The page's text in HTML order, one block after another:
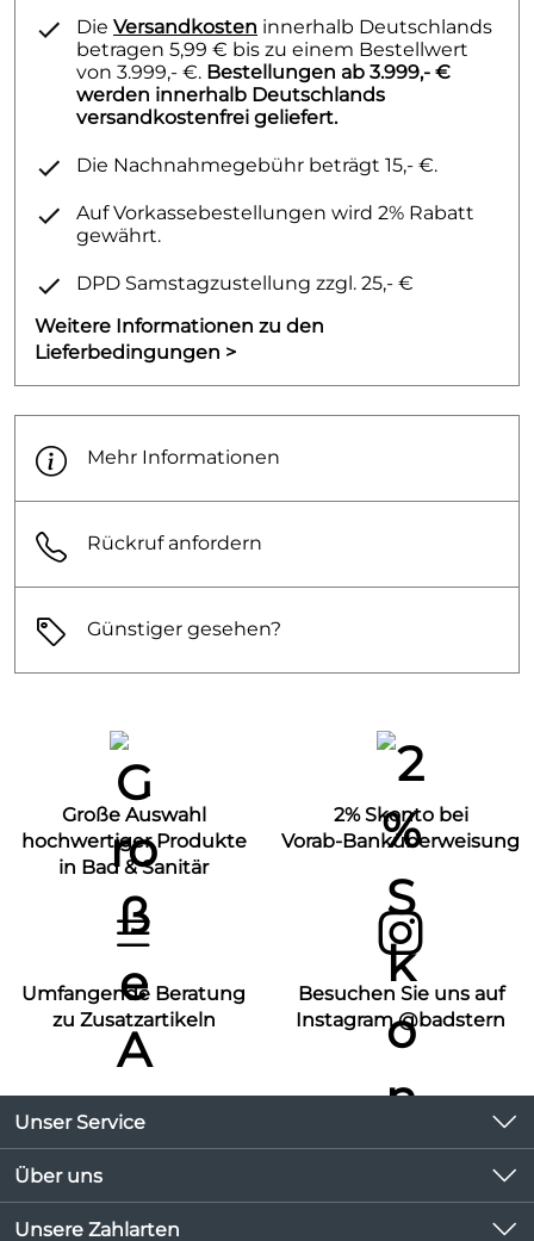
Drückerstangen schallgedämmt, werkzeuglose
Schnelleinstellung
Werkstoffbezeichnung: Kunststoff
B / Breite (cm): 24,6 cm
H / Höhe (cm): 16,4 cm
Inklusive Befestigungsrahmen
2 Drückerstangen
Für Geberit Unterputz-Spülkästen UP320 und
UP300 geeignet
Ersatz für Betätigungsplatte Samba (Art.-Nr.:
bis Baujahr 2001, Duofix-Pur, Kombifix-Pur, UP200,
Die Versandkosten innerhalb Deutschlands
betragen 5,99 € bis zu einem Bestellwert
von 3.999,- €. Bestellungen ab 3.999,- €
werden innerhalb Deutschlands
versandkostenfrei geliefert.
Die Nachnahmegebühr beträgt 15,- €.
Auf Vorkassebestellungen wird 2% Rabatt
gewährt.
DPD Samstagzustellung zzgl. 25,- €
Weitere Informationen zu den
Lieferbedingungen >
Mehr Informationen
Rückruf anfordern
Günstiger gesehen?
Große Auswahl
hochwertiger Produkte
in Bad & Sanitär
2% Skonto bei
Vorab-Banküberweisung
Umfangende Beratung
zu Zusatzartikeln
Besuchen Sie uns auf
Instagram @badstern
Unser Service
Kontakt
Kundeninformationen
Über uns
Unsere Bestseller
Unsere Zahlarten